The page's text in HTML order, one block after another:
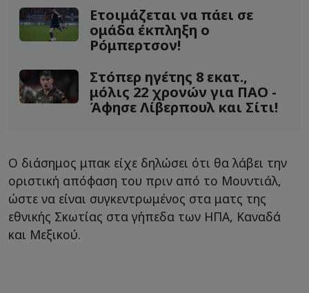
Ετοιμάζεται να πάει σε
ομάδα έκπληξη ο
Ρόμπερτσον!
Στόπερ ηγέτης 8 εκατ.,
μόλις 22 χρονών για ΠΑΟ -
Άφησε Λίβερπουλ και Σίτι!
Ο διάσημος μπακ είχε δηλώσει ότι θα λάβει την
οριστική απόφαση του πριν από το Μουντιάλ,
ώστε να είναι συγκεντρωμένος στα ματς της
εθνικής Σκωτίας στα γήπεδα των ΗΠΑ, Καναδά
και Μεξικού.